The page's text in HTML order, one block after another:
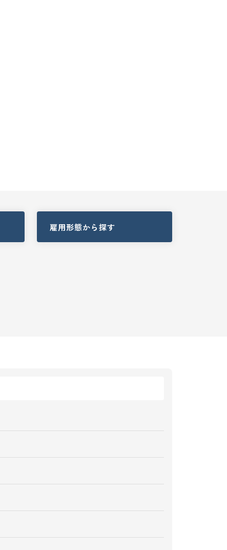
雇用形態から探す